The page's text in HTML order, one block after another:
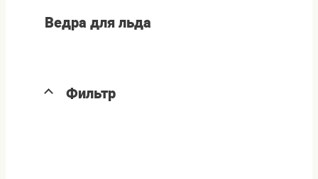
Ведра для льда
Фильтр